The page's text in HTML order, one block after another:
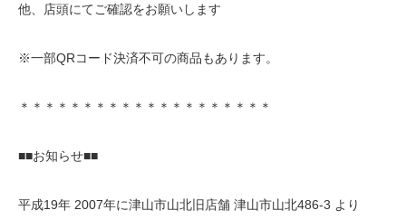
他、店頭にてご確認をお願いします
※一部QRコード決済不可の商品もあります。
＊＊＊＊＊＊＊＊＊＊＊＊＊＊＊＊＊＊＊＊
■■お知らせ■■
平成19年 2007年に津山市山北旧店舗 津山市山北486-3 より